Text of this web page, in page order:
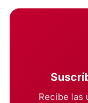
Recibe las